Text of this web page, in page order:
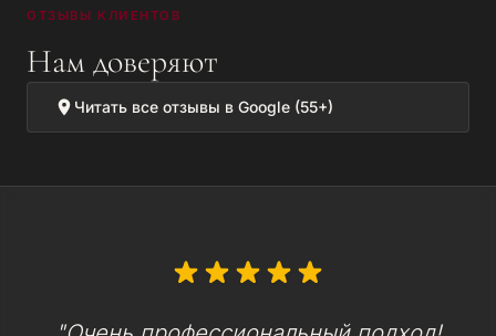
ОТЗЫВЫ КЛИЕНТОВ
Нам доверяют
Читать все отзывы в Google (55+)